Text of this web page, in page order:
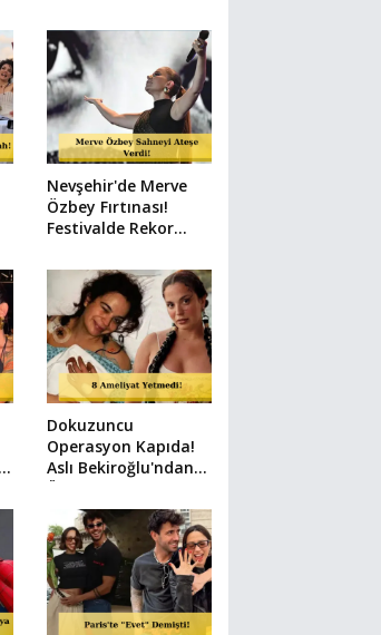
Nevşehir'de Merve
Özbey Fırtınası!
Festivalde Rekor
Dokuzuncu
Operasyon Kapıda!
Aslı Bekiroğlu'ndan
Üzen Paylaşım